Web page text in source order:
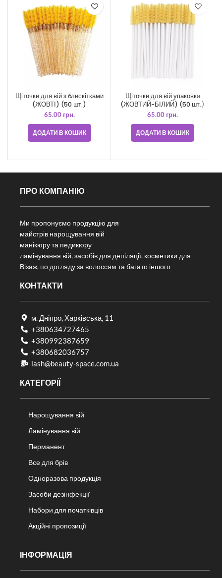
Щіточки для вій з блискітками
(ЖОВТІ) (50 шт.)
65.00 грн.
ДОДАТИ В КОШИК
Щіточки для вій упаковка
(ЖОВТИЙ-БІЛИЙ) (50 шт.)
65.00 грн.
ДОДАТИ В КОШИК
ПРО КОМПАНІЮ
Ми пропонуємо продукцію для
майстрів нарощування вій
манікюру та педикюру
ламінування вій, засобів для депіляції, косметики для
Візаж, по догляду за волоссям та багато іншого
КОНТАКТИ
м. Дніпро, Харківська, 11
+380634727465
+380992387659
+380682036757​
lash@beauty-space.com.ua
КАТЕГОРІЇ
Нарощування вій
Ламінування вій
Перманент
Все для брів
Одноразова продукція
Засоби дезінфекції
Набори для початківців
Акційні пропозиції
ІНФОРМАЦІЯ